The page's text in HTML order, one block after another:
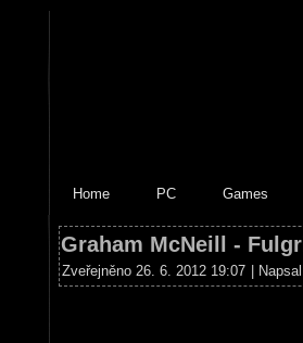
Home PC Games
Graham McNeill -
Zveřejněno 26. 6. 2012 19:07 Napsal